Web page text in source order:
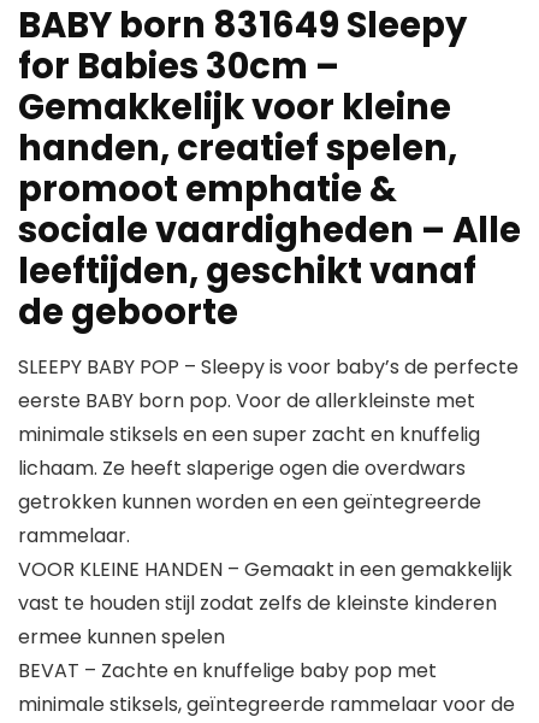
BABY born 831649 Sleepy
for Babies 30cm –
Gemakkelijk voor kleine
handen, creatief spelen,
promoot emphatie &
sociale vaardigheden – Alle
leeftijden, geschikt vanaf
de geboorte
SLEEPY BABY POP – Sleepy is voor baby’s de perfecte
eerste BABY born pop. Voor de allerkleinste met
minimale stiksels en een super zacht en knuffelig
lichaam. Ze heeft slaperige ogen die overdwars
getrokken kunnen worden en een geïntegreerde
rammelaar.
VOOR KLEINE HANDEN – Gemaakt in een gemakkelijk
vast te houden stijl zodat zelfs de kleinste kinderen
ermee kunnen spelen
BEVAT – Zachte en knuffelige baby pop met
minimale stiksels, geïntegreerde rammelaar voor de